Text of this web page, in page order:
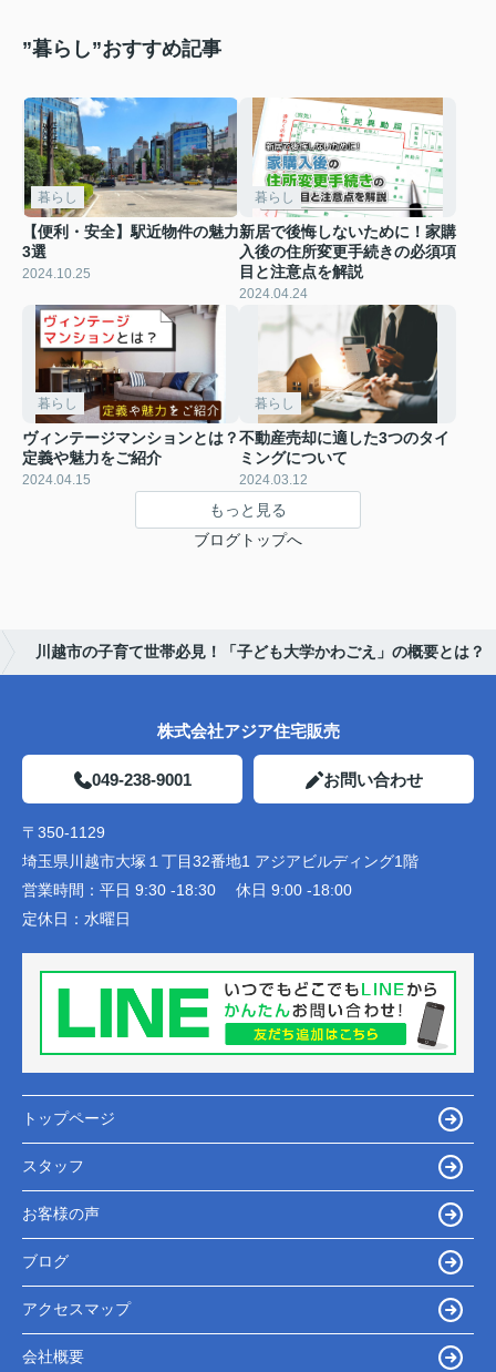
”暮らし”おすすめ記事
暮らし
【便利・安全】駅近物件の魅力
3選
2024.10.25
暮らし
新居で後悔しないために！家購
入後の住所変更手続きの必須項
目と注意点を解説
2024.04.24
暮らし
ヴィンテージマンションとは？
定義や魅力をご紹介
2024.04.15
暮らし
不動産売却に適した3つのタイ
ミングについて
2024.03.12
もっと見る
ブログトップへ
川越市の子育て世帯必見！「子ども大学かわごえ」の概要とは？
株式会社アジア住宅販売
049-238-9001 お問い合わせ
〒350-1129
埼玉県川越市大塚１丁目32番地1 アジアビルディング1階
営業時間： 平日 9:30 -18:30 休日 9:00 -18:00
定休日： 水曜日
トップページ
スタッフ
お客様の声
ブログ
アクセスマップ
会社概要